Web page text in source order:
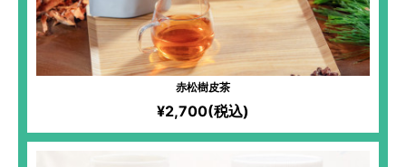
赤松樹皮茶
¥2,700(税込)